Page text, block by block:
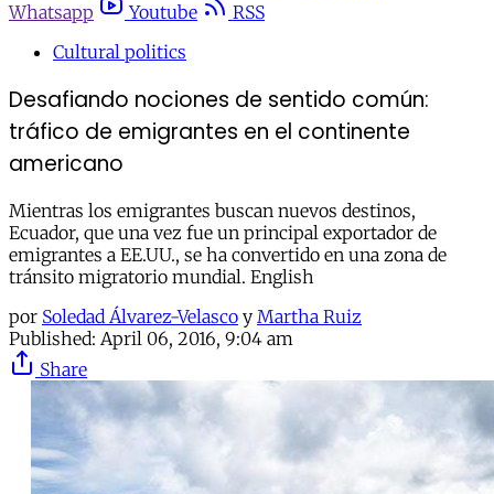
Whatsapp
Youtube
RSS
Cultural politics
Desafiando nociones de sentido común:
tráfico de emigrantes en el continente
americano
Mientras los emigrantes buscan nuevos destinos,
Ecuador, que una vez fue un principal exportador de
emigrantes a EE.UU., se ha convertido en una zona de
tránsito migratorio mundial. English
por Soledad Álvarez-Velasco y Martha Ruiz
Published: April 06, 2016, 9:04 am
Share